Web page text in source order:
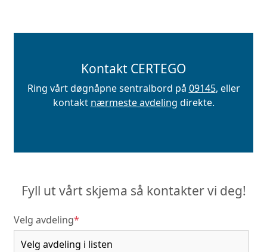
Kontakt CERTEGO
Ring vårt døgnåpne sentralbord på 09145, eller
kontakt nærmeste avdeling direkte.
Fyll ut vårt skjema så kontakter vi deg!
Velg avdeling*